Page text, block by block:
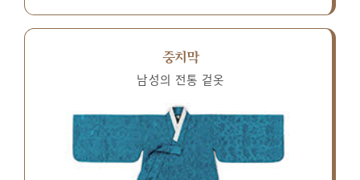
중치막
남성의 전통 겉옷